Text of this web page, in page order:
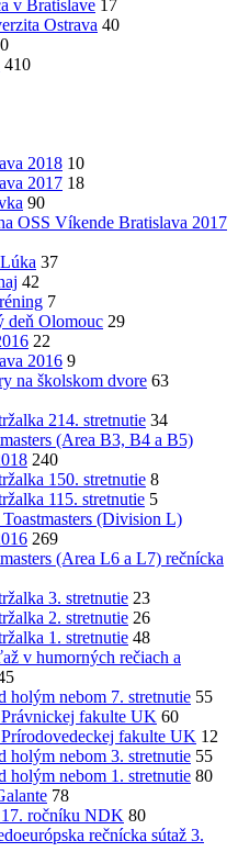
v Bratislave 17
Ostrava 40
410
2018 10
2017 18
90
OSS Víkende Bratislava 2017
37
42
7
deň Olomouc 29
22
2016 9
na školskom dvore 63
214. stretnutie 34
(Area B3, B4 a B5)
240
150. stretnutie 8
115. stretnutie 5
(Division L)
269
(Area L6 a L7) rečnícka
3. stretnutie 23
2. stretnutie 26
1. stretnutie 48
v humorných rečiach a
holým nebom 7. stretnutie 55
Právnickej fakulte UK 60
Prírodovedeckej fakulte UK 12
holým nebom 3. stretnutie 55
holým nebom 1. stretnutie 80
78
17. ročníku NDK 80
rečnícka sútaž 3.